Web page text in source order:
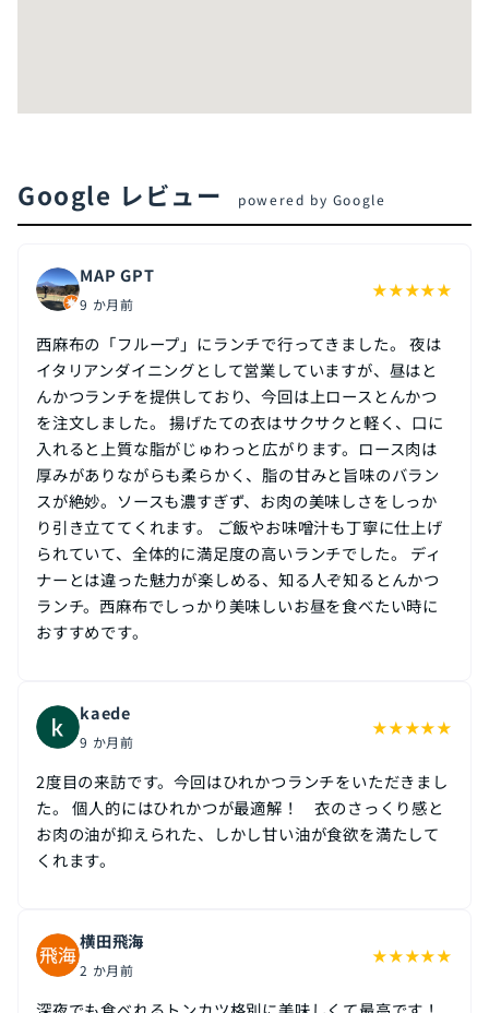
Google レビュー powered by Google
MAP GPT
9 か月前
★★★★★
西麻布の「フループ」にランチで行ってきました。 夜は
イタリアンダイニングとして営業していますが、昼はと
んかつランチを提供しており、今回は上ロースとんかつ
を注文しました。 揚げたての衣はサクサクと軽く、口に
入れると上質な脂がじゅわっと広がります。ロース肉は
厚みがありながらも柔らかく、脂の甘みと旨味のバラン
スが絶妙。ソースも濃すぎず、お肉の美味しさをしっか
り引き立ててくれます。 ご飯やお味噌汁も丁寧に仕上げ
られていて、全体的に満足度の高いランチでした。 ディ
ナーとは違った魅力が楽しめる、知る人ぞ知るとんかつ
ランチ。西麻布でしっかり美味しいお昼を食べたい時に
おすすめです。
kaede
9 か月前
★★★★★
2度目の来訪です。今回はひれかつランチをいただきまし
た。 個人的にはひれかつが最適解！ 衣のさっくり感と
お肉の油が抑えられた、しかし甘い油が食欲を満たして
くれます。
横田飛海
2 か月前
★★★★★